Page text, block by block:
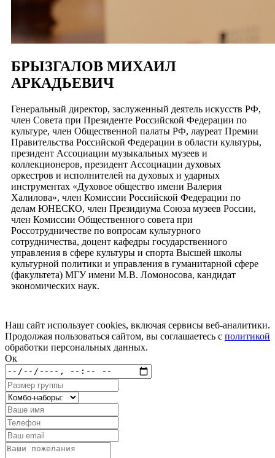
БРЫЗГАЛОВ МИХАИЛ
АРКАДЬЕВИЧ
Генеральный директор, заслуженный деятель искусств РФ,
член Совета при Президенте Российской Федерации по
культуре, член Общественной палаты РФ, лауреат Премии
Правительства Российской Федерации в области культуры,
президент Ассоциации музыкальных музеев и
коллекционеров, президент Ассоциации духовых
оркестров и исполнителей на духовых и ударных
инструментах «Духовое общество имени Валерия
Халилова», член Комиссии Российской Федерации по
делам ЮНЕСКО, член Президиума Союза музеев России,
член Комиссии Общественного совета при
Россотрудничестве по вопросам культурного
сотрудничества, доцент кафедры государственного
управления в сфере культуры и спорта Высшей школы
культурной политики и управления в гуманитарной сфере
(факультета) МГУ имени М.В. Ломоносова, кандидат
экономических наук.
Наш сайт использует cookies, включая сервисы веб-аналитики.
Продолжая пользоваться сайтом, вы соглашаетесь с политикой
обработки персональных данных.
Ок